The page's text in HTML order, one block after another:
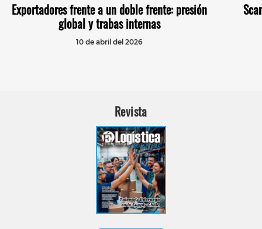
Exportadores frente a un doble frente: presión
global y trabas internas
10 de abril del 2026
Revista